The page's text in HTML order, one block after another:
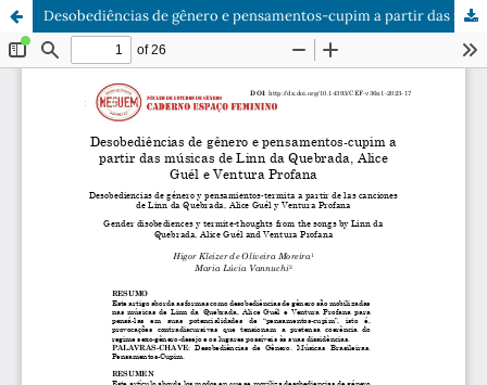
Desobediências de gênero e pensamentos-cupim a partir das músicas de Linn da Quebrada, Alice Guél e Ventura Profana